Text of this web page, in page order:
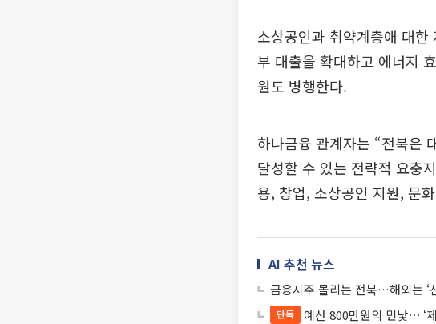
소상공인과 취약계층애 대
부 대출을 확대하고 에너지
원도 병행한다.
하나금융 관계자는 “전북은
달성할 수 있는 전략적 요충
용, 창업, 소상공인 지원, 문
AI 추천 뉴스
금융지주 몰리는 전북…해외는 ‘
단독
예산 800만원의 민낯⋯ ‘